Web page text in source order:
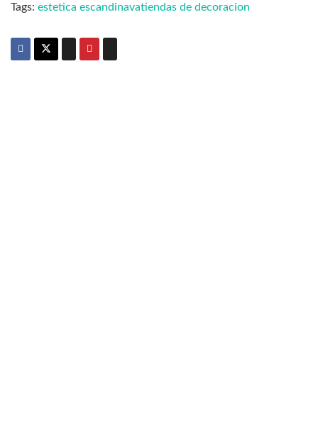
Tags: estetica escandinavatiendas de decoracion